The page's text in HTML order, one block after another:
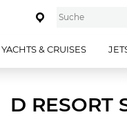
YACHTS & CRUISES
D RESORT